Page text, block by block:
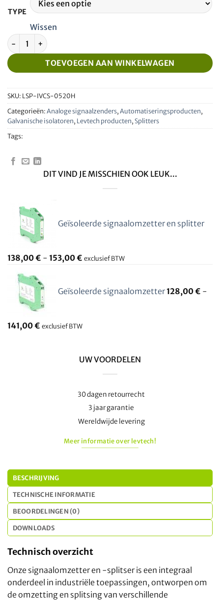
TYPE
Wissen
Geïsoleerde signaalomzetter en splitter 0-5V naar 0-20mA
TOEVOEGEN AAN WINKELWAGEN
SKU: LSP-IVCS-0520H
Categorieën:Analoge signaalzenders,Automatiseringsproducten,
Galvanische isolatoren, Levtech producten, Splitters
Tags:
DIT VIND JE MISSCHIEN OOK LEUK...
Geïsoleerde signaalomzetter en splitter
138,00€ - 153,00€ exclusief BTW
Geïsoleerde signaalomzetter 128,00€ -
141,00€ exclusief BTW
UW VOORDELEN
30 dagen retourrecht
3 jaar garantie
Wereldwijde levering
Meer informatie over levtech!
BESCHRIJVING
TECHNISCHE INFORMATIE
BEOORDELINGEN (0)
DOWNLOADS
Technisch overzicht
Onze signaalomzetter en -splitser is een integraal
onderdeel in industriële toepassingen, ontworpen om
de omzetting en splitsing van verschillende